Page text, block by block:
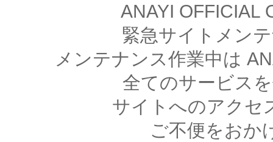
ANAYI OFFICIAL
緊急サイトメン
メンテナンス作業中は
全てのサービス
サイトへのアクセ
ご不便をおか